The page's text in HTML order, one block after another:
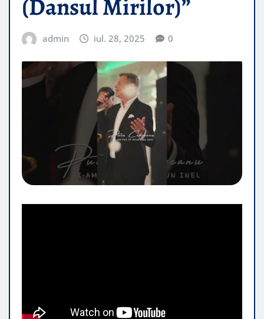
(Dansul Mirilor)”
admin iul. 28, 2025 0